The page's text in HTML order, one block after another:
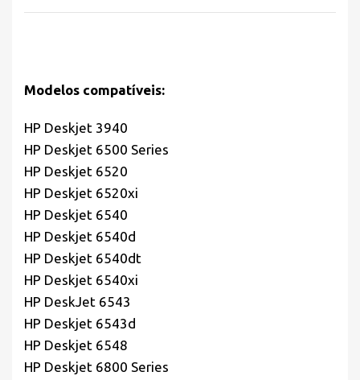
Modelos compatíveis:
HP Deskjet 3940
HP Deskjet 6500 Series
HP Deskjet 6520
HP Deskjet 6520xi
HP Deskjet 6540
HP Deskjet 6540d
HP Deskjet 6540dt
HP Deskjet 6540xi
HP DeskJet 6543
HP Deskjet 6543d
HP Deskjet 6548
HP Deskjet 6800 Series